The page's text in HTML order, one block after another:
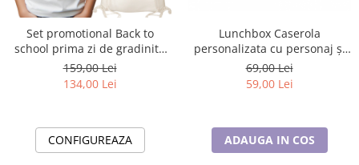
Set promotional Back to
school prima zi de gradinita
scoala din bumbac fotbal
ABF345
159,00 Lei
134,00 Lei
CONFIGUREAZA
Lunchbox Caserola
personalizata cu personaj și
nume pentru sandwich Back
to school SN202
69,00 Lei
59,00 Lei
ADAUGA IN COS